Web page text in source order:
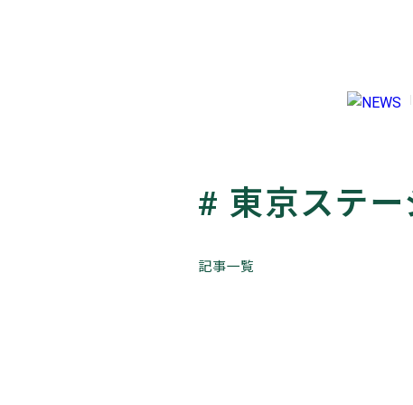
FASHION & BEAUTY
ラ
# 東京ステ
記事一覧